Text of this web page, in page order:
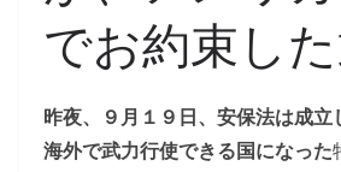
でお約束した
昨夜、９月１９日、安保法は成立
海外で武力行使できる国になった